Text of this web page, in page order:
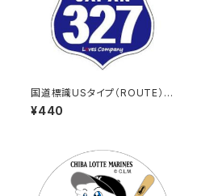
国道標識USタイプ（ROUTE）ス
テッカー 327号線
¥440